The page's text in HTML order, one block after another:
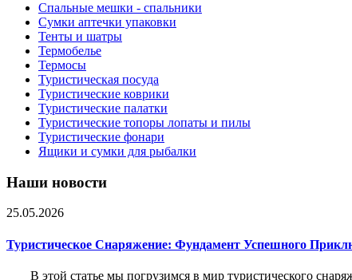
Спальные мешки - спальники
Сумки аптечки упаковки
Тенты и шатры
Термобелье
Термосы
Туристическая посуда
Туристические коврики
Туристические палатки
Туристические топоры лопаты и пилы
Туристические фонари
Ящики и сумки для рыбалки
Наши новости
25.05.2026
Туристическое Снаряжение: Фундамент Успешного
В этой статье мы погрузимся в мир туристического